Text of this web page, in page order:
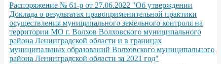
Распоряжение № 61-р от 27.06.2022 "Об утверждении
Доклада о результатах правоприменительной практики
осуществления муниципального земельного контроля на
территории МО г. Волхов Волховского муниципального
района Ленинградской области и в границах
муниципальных образований Волховского муниципального
района Ленинградской области за 2021 год"